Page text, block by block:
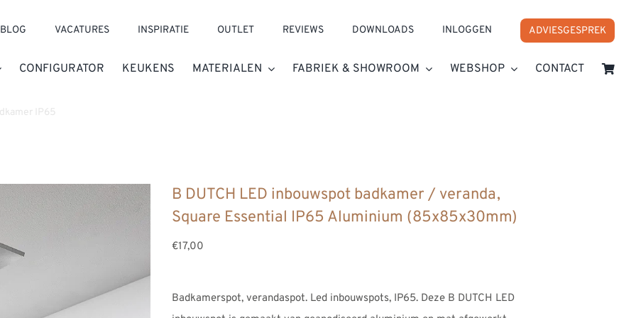
BLOG VACATURES INSPIRATIE OUTLET REVIEWS DOWNLOADS INLOGGEN ADVIESGESPREK
CONFIGURATOR KEUKENS MATERIALEN FABRIEK & SHOWROOM WEBSHOP CONTACT
IP65
B DUTCH LED inbouwspot badkamer / veranda,
Square Essential IP65 Aluminium (85x85x30mm)
€17,00
Badkamerspot, verandaspot. Led inbouwspots, IP65. Deze B DUTCH LED